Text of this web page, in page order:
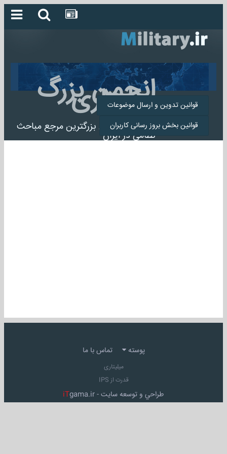
انجمن بزرگ
میلیتاری
انجمن میلیتاری بزرگترین مرجع مباحث
نظامی در ایران
قوانین تدوین و ارسال موضوعات
قوانین بخش بروز رسانی کاربران
پوسته تماس با ما
میلیتاری
قدرت از IPS
طراحي و توسعه سايت - iTgama.ir